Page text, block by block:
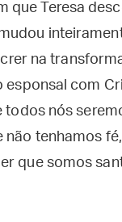
que Teresa
na
esponsal com
nós
tenhamos
que somos